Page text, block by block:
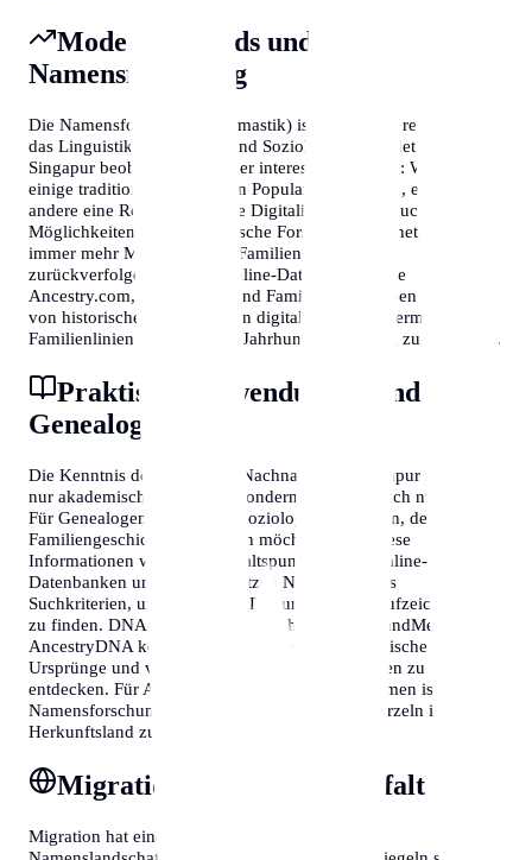
Moderne Trends und
Namensforschung
Die Namensforschung (Onomastik) ist ein faszinierendes Feld,
das Linguistik, Geschichte und Soziologie verbindet. In
Singapur beobachten Forscher interessante Trends: Während
einige traditionelle Namen an Popularität verlieren, erleben
andere eine Renaissance. Die Digitalisierung hat auch neue
Möglichkeiten für genealogische Forschung eröffnet, sodass
immer mehr Menschen ihre Familiengeschichte
zurückverfolgen können. Online-Datenbanken wie
Ancestry.com, MyHeritage und FamilySearch haben Millionen
von historischen Dokumenten digitalisiert, die es ermöglichen,
Familienlinien über mehrere Jahrhunderte hinweg zu verfolgen.
Praktische Anwendungen und
Genealogie
Die Kenntnis der häufigsten Nachnamen in Singapur ist nicht
nur akademisch interessant, sondern auch praktisch nützlich.
Für Genealogen, Historiker, Soziologen und jeden, der seine
Familiengeschichte erforschen möchte, bieten diese
Informationen wertvolle Anhaltspunkte. Viele Online-
Datenbanken und Archive nutzen Nachnamen als
Suchkriterien, um historische Dokumente und Aufzeichnungen
zu finden. DNA-Tests von Unternehmen wie 23andMe oder
AncestryDNA können zusätzlich helfen, geografische
Ursprünge und verwandtschaftliche Verbindungen zu
entdecken. Für Auswanderer und ihre Nachkommen ist die
Namensforschung oft der Schlüssel, um ihre Wurzeln im
Herkunftsland zu finden.
Migration und Namensvielfalt
Migration hat einen erheblichen Einfluss auf die